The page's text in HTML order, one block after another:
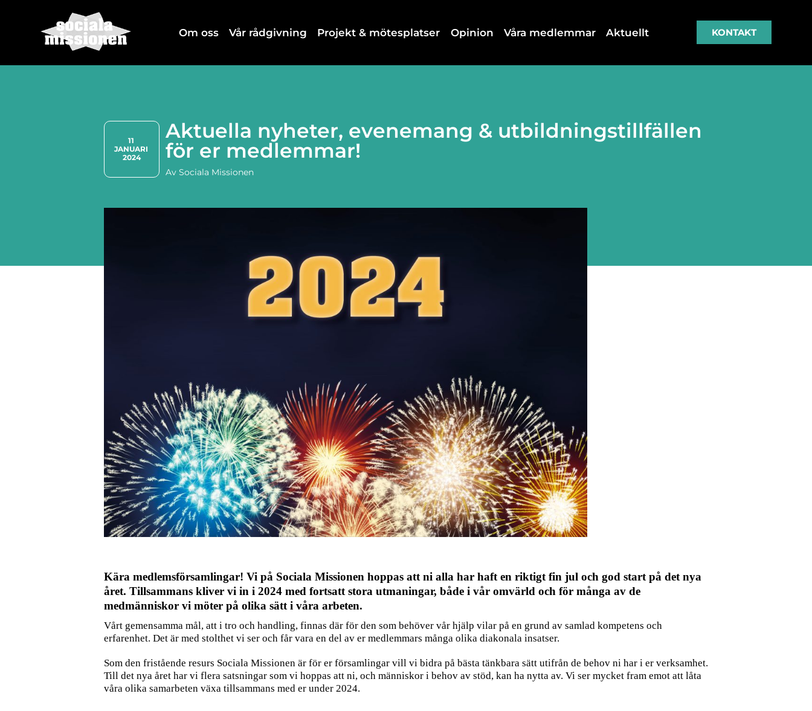
Om oss Vår rådgivning Projekt & mötesplatser Opinion Våra medlemmar Aktuellt KONTAKT
11
JANUARI
2024
Aktuella nyheter, evenemang & utbildningstillfällen
för er medlemmar!
AvSociala Missionen
Kära medlemsförsamlingar! Vi på Sociala Missionen hoppas att ni alla har haft en riktigt fin jul och god start på det nya
året. Tillsammans kliver vi in i 2024 med fortsatt stora utmaningar, både i vår omvärld och för många av de
medmänniskor vi möter på olika sätt i våra arbeten.
Vårt gemensamma mål, att i tro och handling, finnas där för den som behöver vår hjälp vilar på en grund av samlad kompetens och
erfarenhet. Det är med stolthet vi ser och får vara en del av er medlemmars många olika diakonala insatser.
Som den fristående resurs Sociala Missionen är för er församlingar vill vi bidra på bästa tänkbara sätt utifrån de behov ni har i er verksamhet.
Till det nya året har vi flera satsningar som vi hoppas att ni, och människor i behov av stöd, kan ha nytta av. Vi ser mycket fram emot att låta
våra olika samarbeten växa tillsammans med er under 2024.